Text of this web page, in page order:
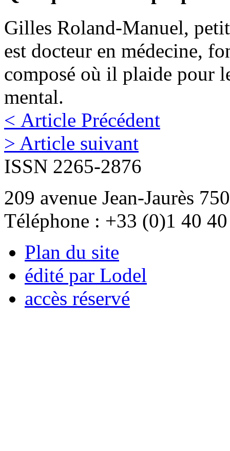
Gilles Roland-Manuel,
est docteur en médecine,
composé où il plaide pour
mental.
< Article Précédent
> Article suivant
ISSN 2265-2876
209 avenue Jean-Jaurès
Téléphone : +33 (0)1 40
Plan du site
édité par Lodel
accès réservé